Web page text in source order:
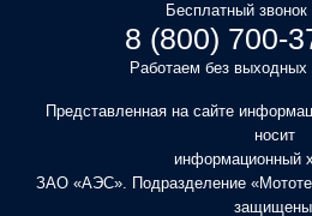
Бесплатный
8 (800) 700-
Работаем без
Представленная на сайте
носит
информационный
ЗАО «АЭС». Подразделение